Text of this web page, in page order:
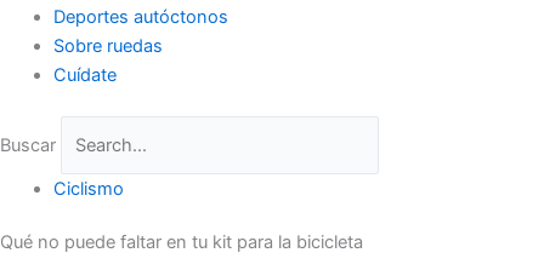
Deportes autóctonos
Sobre ruedas
Cuídate
Buscar
Ciclismo
Qué no puede faltar en tu kit para la bicicleta